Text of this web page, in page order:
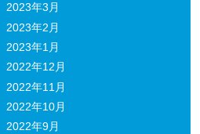
2023年3月
2023年2月
2023年1月
2022年12月
2022年11月
2022年10月
2022年9月